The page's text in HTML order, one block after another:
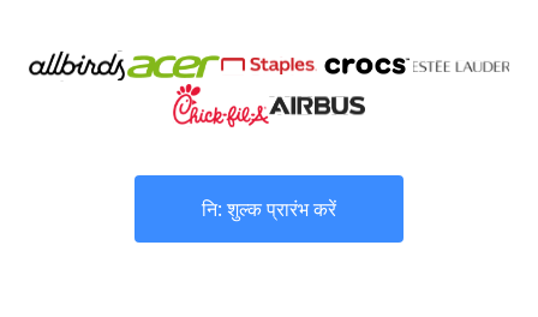
नि: शुल्क प्रारंभ करें